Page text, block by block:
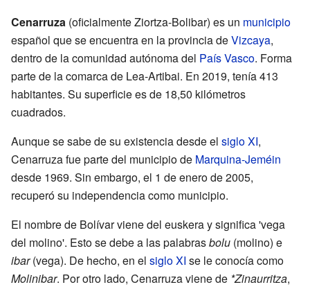
Cenarruza (oficialmente Ziortza-Bolibar) es un municipio
español que se encuentra en la provincia deVizcaya,
dentro de la comunidad autónoma del País Vasco. Forma
parte de la comarca de Lea-Artibai. En 2019, tenía 413
habitantes. Su superficie es de 18,50 kilómetros
cuadrados.
Aunque se sabe de su existencia desde el siglo XI,
Cenarruza fue parte del municipio de Marquina-Jeméin
desde 1969. Sin embargo, el 1 de enero de 2005,
recuperó su independencia como municipio.
El nombre de Bolívar viene del euskera y significa 'vega
del molino'. Esto se debe a las palabrasbolu (molino) e
ibar(vega). De hecho, en el siglo XI se le conocía como
Molinibar. Por otro lado, Cenarruza viene de *Zinaurritza,